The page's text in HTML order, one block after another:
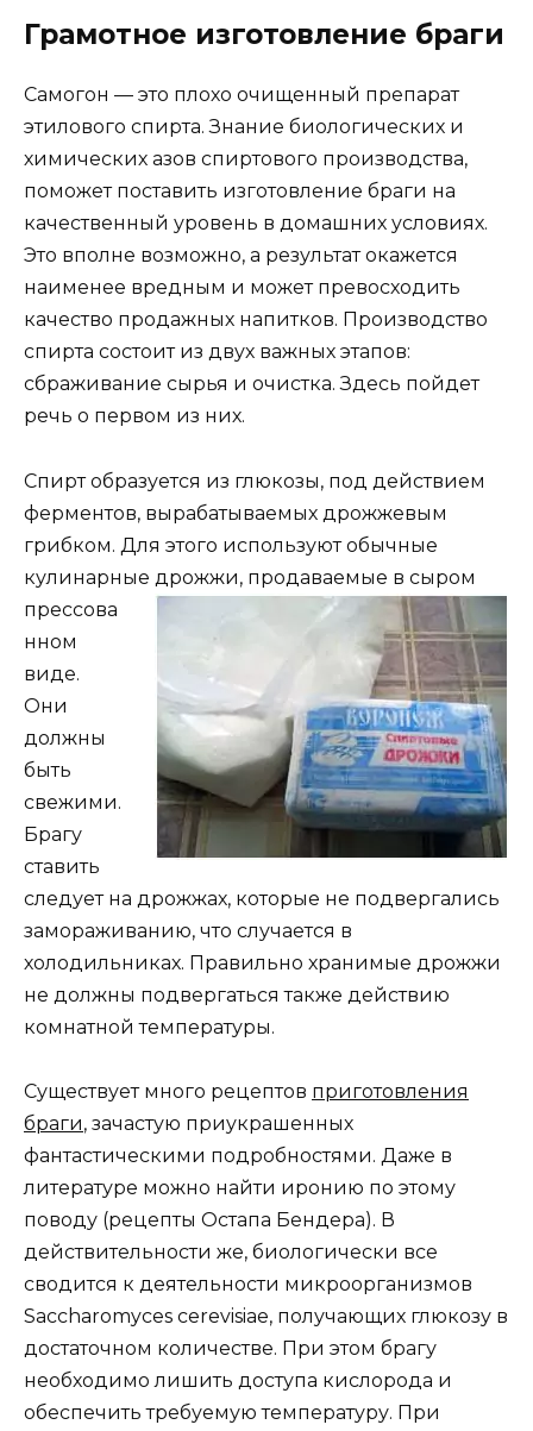
Грамотное изготовление браги
Самогон — это плохо очищенный препарат
этилового спирта. Знание биологических и
химических азов спиртового производства,
поможет поставить изготовление браги на
качественный уровень в домашних условиях.
Это вполне возможно, а результат окажется
наименее вредным и может превосходить
качество продажных напитков. Производство
спирта состоит из двух важных этапов:
сбраживание сырья и очистка. Здесь пойдет
речь о первом из них.
Спирт образуется из глюкозы, под действием
ферментов, вырабатываемых дрожжевым
грибком. Для этого используют обычные
кулинарные дрожжи, продаваемые в сыром
прессова
нном
виде.
Они
должны
быть
свежими.
Брагу
ставить
следует на дрожжах, которые не подвергались
замораживанию, что случается в
холодильниках. Правильно хранимые дрожжи
не должны подвергаться также действию
комнатной температуры.
Существует много рецептов приготовления
браги, зачастую приукрашенных
фантастическими подробностями. Даже в
литературе можно найти иронию по этому
поводу (рецепты Остапа Бендера). В
действительности же, биологически все
сводится к деятельности микроорганизмов
Saccharomyces cerevisiae, получающих глюкозу в
достаточном количестве. При этом брагу
необходимо лишить доступа кислорода и
обеспечить требуемую температуру. При